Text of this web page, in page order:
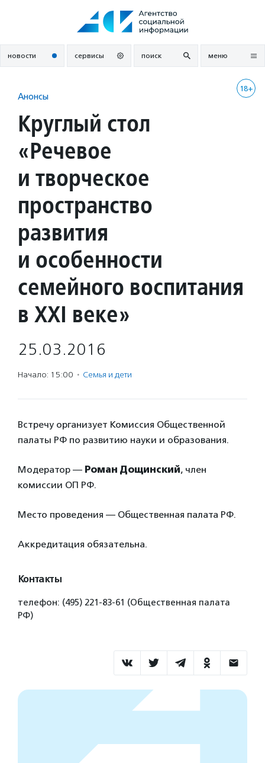
новости сервисы поиск меню
18+
Анонсы
Круглый стол
«Речевое
и творческое
пространство
развития
и особенности
семейного воспитания
в XXI веке»
25.03.2016
Начало: 15:00 · Семья и дети
Встречу организует Комиссия Общественной
палаты РФ по развитию науки и образования.
Модератор — Роман Дощинский, член
комиссии ОП РФ.
Место проведения — Общественная палата РФ.
Аккредитация обязательна.
Контакты
телефон: (495) 221-83-61 (Общественная палата
РФ)